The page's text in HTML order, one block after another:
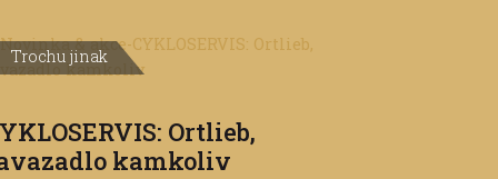
Trochu jinak
Ortlieb,
kamkoliv